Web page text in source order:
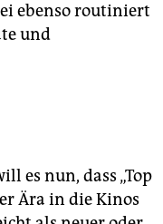
ebenso routiniert
und
es nun, dass „Top
Ära in die Kinos